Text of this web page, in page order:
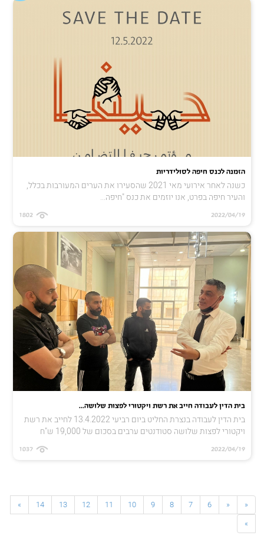
הזמנה לכנס חיפה לסולידריות
כשנה לאחר אירועי מאי 2021 שהסעירו את הערים המעורבות בכלל,
והעיר חיפה בפרט, אנו יוזמים את כנס "חיפה...
2022/04/19
בית הדין לעבודה חייב את רשת ויקטורי לפצות שלושה...
בית הדין לעבודה בנצרת החליט ביום רביעי 13.4.2022 לחייב את רשת
ויקטורי לפצות שלושה סטודנטים ערבים בסכום של 19,000 ש"ח
2022/04/19
«
«
6
7
8
9
10
11
12
13
14
»
»